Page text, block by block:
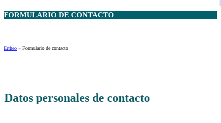
FORMULARIO DE CONTACTO
Ertheo » Formulario de contacto
Datos personales de contacto